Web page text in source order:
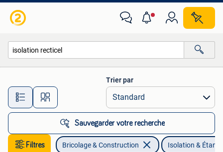
Toutes les distances…
Trier par
Sauvegarder votre recherche
Filtres Bricolage & Construction Isolation &